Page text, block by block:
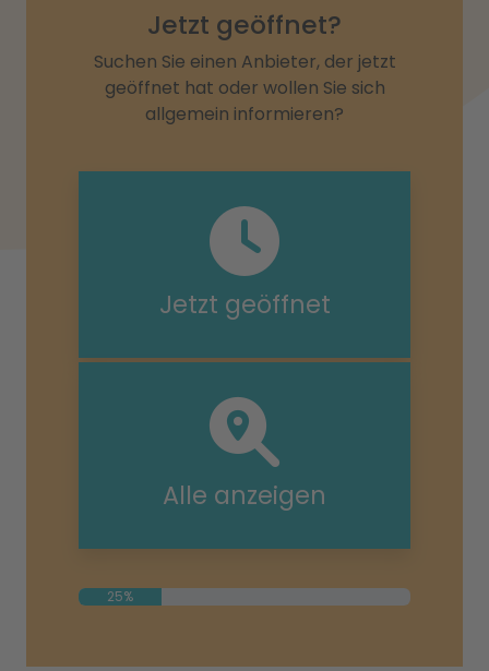
Jetzt geöffnet?
Suchen Sie einen Anbieter, der jetzt
geöffnet hat oder wollen Sie sich
allgemein informieren?
Jetzt geöffnet
Alle anzeigen
25%